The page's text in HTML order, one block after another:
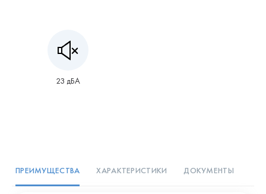
23 дБА
ПРЕИМУЩЕСТВА ХАРАКТЕРИСТИКИ ДОКУМЕНТЫ